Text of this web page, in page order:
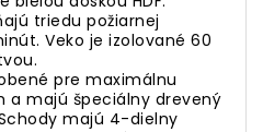
triedu požiarnej
Veko je izolované 60
pre maximálnu
a majú špeciálny drevený
majú 4-dielny